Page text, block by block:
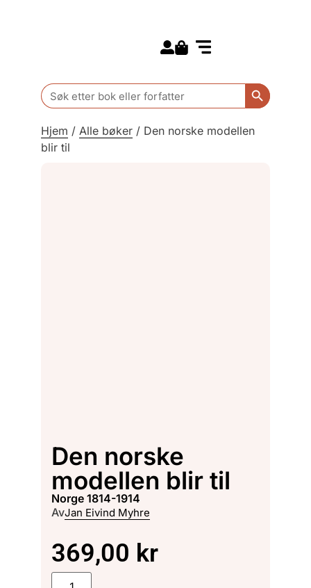
Search
for:
Search
Hjem / Alle bøker / Den norske modellen
blir til
Den norske
modellen blir til
Norge 1814-1914
AvJan Eivind Myhre
369,00 kr